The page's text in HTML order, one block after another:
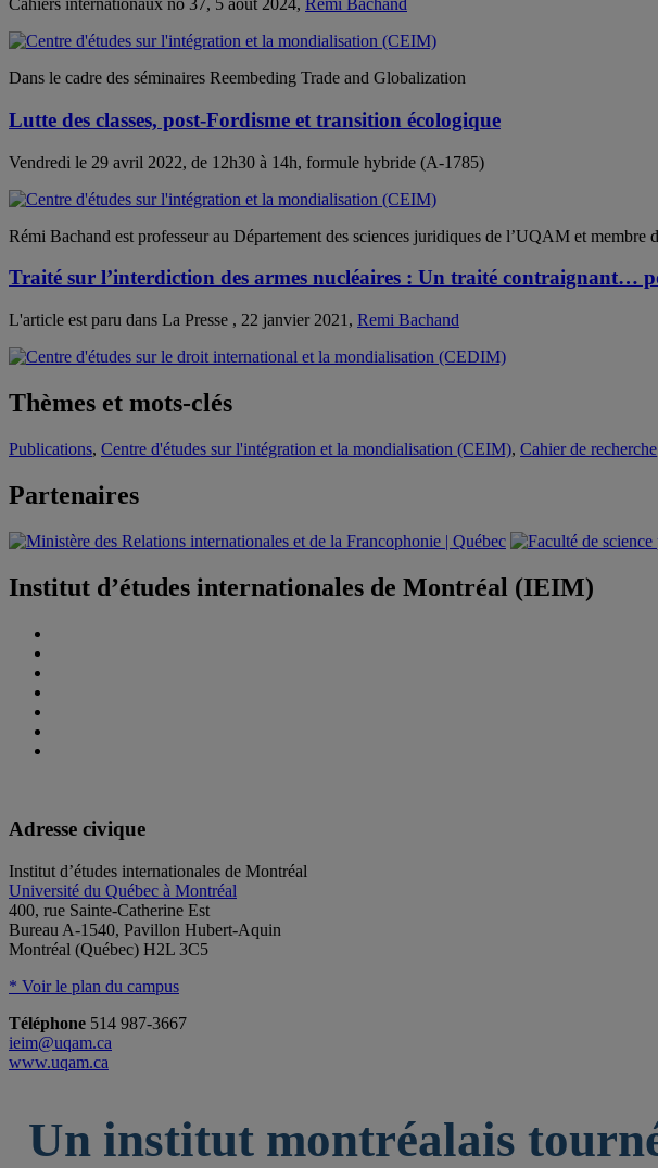
Cahiers internationaux no 37, 5 août 2024,Remi Bachand
Dans le cadre des séminaires Reembeding Trade and Globalization
Lutte des classes, post-Fordisme et transition écologique
Vendredi le 29 avril 2022, de 12h30 à 14h, formule hybride (A-1785)
Rémi Bachand est professeur au Département des sciences juridiques de l’UQAM et membre
Traité sur l’interdiction des armes nucléaires : Un traité contraignant…
L'article est paru dans La Presse , 22 janvier 2021, Remi Bachand
Thèmes et mots-clés
Publications, Centre d'études sur l'intégration et la mondialisation (CEIM), Cahier de recherche
Partenaires
Institut d’études internationales de Montréal (IEIM)
Adresse civique
Institut d’études internationales de Montréal
Université du Québec à Montréal
400, rue Sainte-Catherine Est
Bureau A-1540, Pavillon Hubert-Aquin
Montréal (Québec) H2L 3C5
* Voir le plan du campus
Téléphone 514 987-3667
ieim@uqam.ca
www.uqam.ca
Un institut montréalais